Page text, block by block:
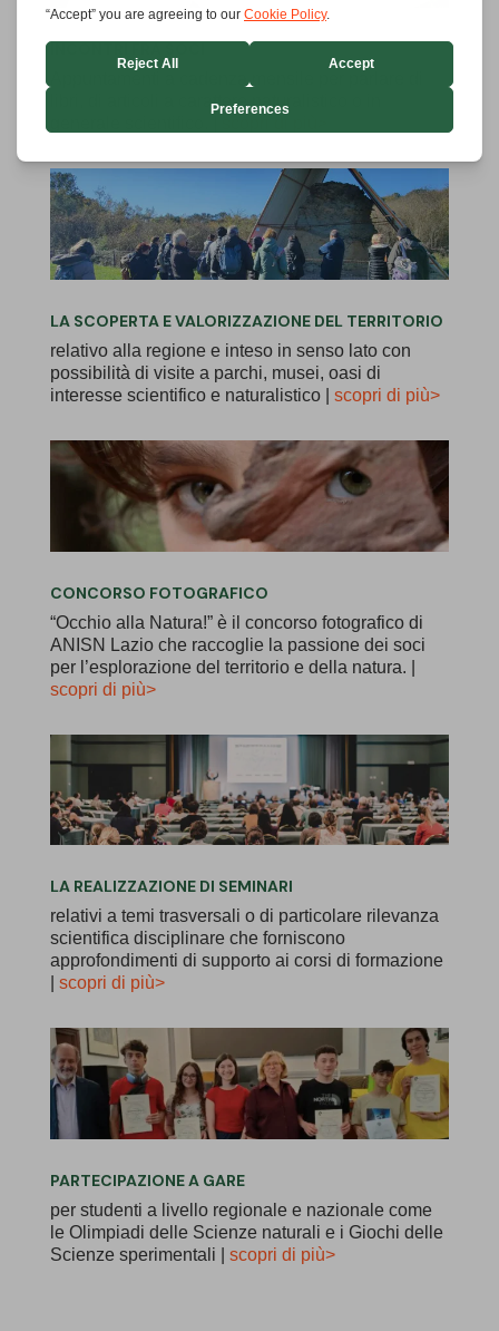
INCONTRI FRA SOCI
Appuntamenti a cadenza mensile per parlare di
libri, di articoli a carattere naturalistico o in
LA SCOPERTA E VALORIZZAZIONE DEL TERRITORIO
relativo alla regione e inteso in senso lato con
possibilità di visite a parchi, musei, oasi di
interesse scientifico e naturalistico | scopri di più>
CONCORSO FOTOGRAFICO
“Occhio alla Natura!” è il concorso fotografico di
ANISN Lazio che raccoglie la passione dei soci
per l’esplorazione del territorio e della natura. |
scopri di più>
LA REALIZZAZIONE DI SEMINARI
relativi a temi trasversali o di particolare rilevanza
scientifica disciplinare che forniscono
approfondimenti di supporto ai corsi di formazione
scopri di più>
PARTECIPAZIONE A GARE
per studenti a livello regionale e nazionale come
le Olimpiadi delle Scienze naturali e i Giochi delle
Scienze sperimentali |
scopri di più>